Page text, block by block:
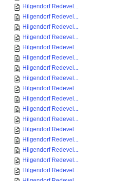
Hilgendorf Redevel...
Hilgendorf Redevel...
Hilgendorf Redevel...
Hilgendorf Redevel...
Hilgendorf Redevel...
Hilgendorf Redevel...
Hilgendorf Redevel...
Hilgendorf Redevel...
Hilgendorf Redevel...
Hilgendorf Redevel...
Hilgendorf Redevel...
Hilgendorf Redevel...
Hilgendorf Redevel...
Hilgendorf Redevel...
Hilgendorf Redevel...
Hilgendorf Redevel...
Hilgendorf Redevel...